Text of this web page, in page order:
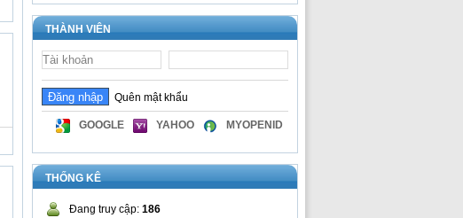
THÀNH VIÊN
Quên mật khẩu
GOOGLE YAHOO MYOPENID
THỐNG KÊ
Đang truy cập: 186